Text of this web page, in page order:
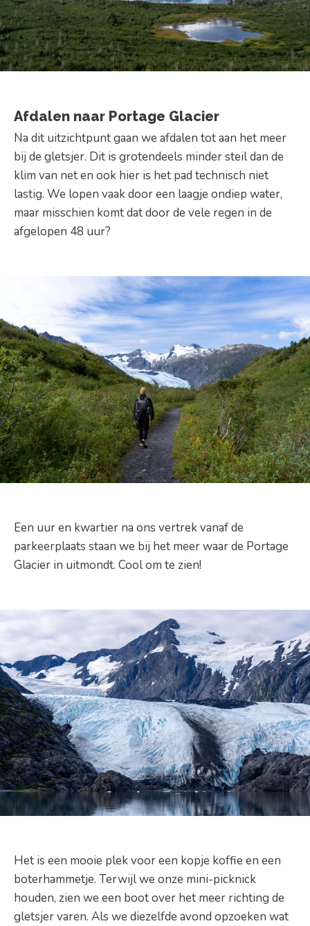
Afdalen naar Portage Glacier
Na dit uitzichtpunt gaan we afdalen tot aan het meer
bij de gletsjer. Dit is grotendeels minder steil dan de
klim van net en ook hier is het pad technisch niet
lastig. We lopen vaak door een laagje ondiep water,
maar misschien komt dat door de vele regen in de
afgelopen 48 uur?
Een uur en kwartier na ons vertrek vanaf de
parkeerplaats staan we bij het meer waar de Portage
Glacier in uitmondt. Cool om te zien!
Het is een mooie plek voor een kopje koffie en een
boterhammetje. Terwijl we onze mini-picknick
houden, zien we een boot over het meer richting de
gletsjer varen. Als we diezelfde avond opzoeken wat